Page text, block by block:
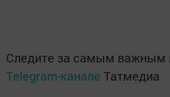
Следите за самым важным
Telegram-канале Татмедиа